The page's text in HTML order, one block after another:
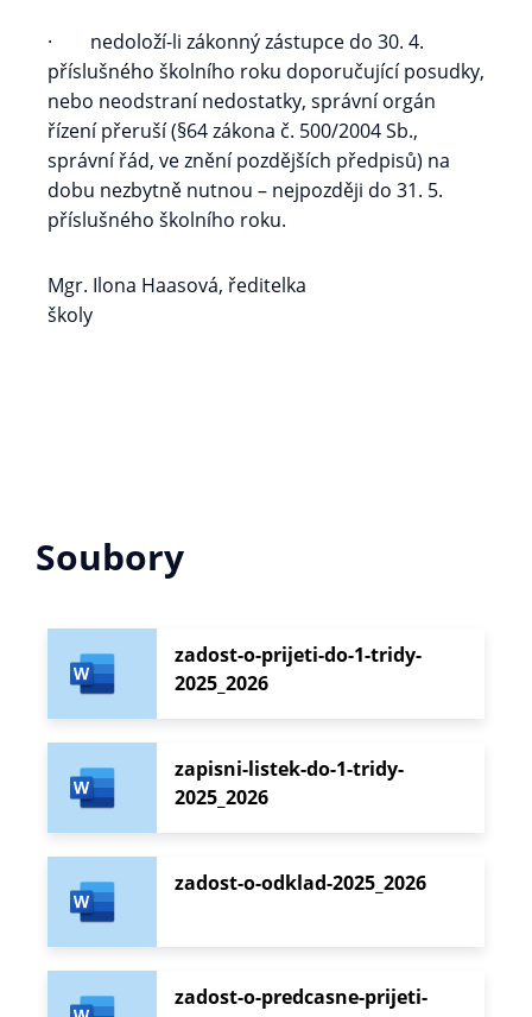
· nedoloží-li zákonný zástupce do 30. 4.
příslušného školního roku doporučující posudky,
nebo neodstraní nedostatky, správní orgán
řízení přeruší (§64 zákona č. 500/2004 Sb.,
správní řád, ve znění pozdějších předpisů) na
dobu nezbytně nutnou – nejpozději do 31. 5.
příslušného školního roku.
Mgr. Ilona Haasová, ředitelka
školy
Soubory
zadost-o-prijeti-do-1-tridy-
2025_2026
zapisni-listek-do-1-tridy-
2025_2026
zadost-o-odklad-2025_2026
zadost-o-predcasne-prijeti-